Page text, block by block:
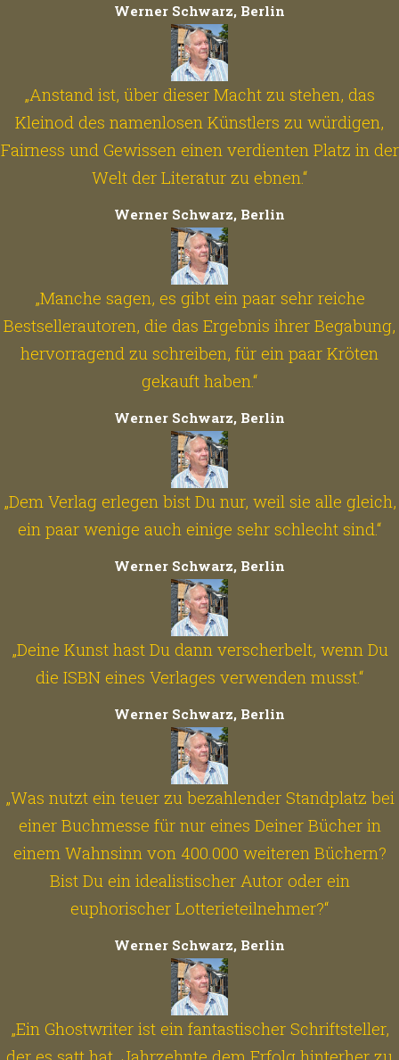
Werner Schwarz, Berlin
„Anstand ist, über dieser Macht zu stehen, das
Kleinod des namenlosen Künstlers zu würdigen,
Fairness und Gewissen einen verdienten Platz in der
Welt der Literatur zu ebnen.“
Werner Schwarz, Berlin
„Manche sagen, es gibt ein paar sehr reiche
Bestsellerautoren, die das Ergebnis ihrer Begabung,
hervorragend zu schreiben, für ein paar Kröten
gekauft haben.“
Werner Schwarz, Berlin
„Dem Verlag erlegen bist Du nur, weil sie alle gleich,
ein paar wenige auch einige sehr schlecht sind.“
Werner Schwarz, Berlin
„Deine Kunst hast Du dann verscherbelt, wenn Du
die ISBN eines Verlages verwenden musst.“
Werner Schwarz, Berlin
„Was nutzt ein teuer zu bezahlender Standplatz bei
einer Buchmesse für nur eines Deiner Bücher in
einem Wahnsinn von 400.000 weiteren Büchern?
Bist Du ein idealistischer Autor oder ein
euphorischer Lotterieteilnehmer?“
Werner Schwarz, Berlin
„Ein Ghostwriter ist ein fantastischer Schriftsteller,